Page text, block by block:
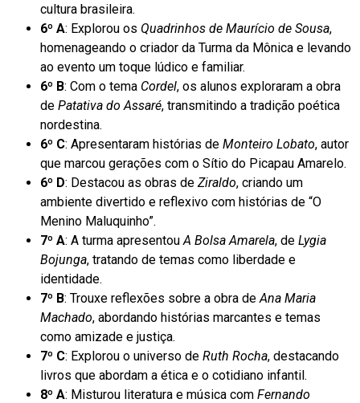
cultura brasileira.
6º A: Explorou os Quadrinhos de Maurício de Sousa,
homenageando o criador da Turma da Mônica e levando
ao evento um toque lúdico e familiar.
6º B: Com o tema Cordel, os alunos exploraram a obra
de Patativa do Assaré, transmitindo a tradição poética
nordestina.
6º C: Apresentaram histórias de Monteiro Lobato, autor
que marcou gerações com o Sítio do Picapau Amarelo.
6º D: Destacou as obras de Ziraldo, criando um
ambiente divertido e reflexivo com histórias de “O
Menino Maluquinho”.
7º A: A turma apresentou A Bolsa Amarela, de Lygia
Bojunga, tratando de temas como liberdade e
identidade.
7º B: Trouxe reflexões sobre a obra de Ana Maria
Machado, abordando histórias marcantes e temas
como amizade e justiça.
7º C: Explorou o universo de Ruth Rocha, destacando
livros que abordam a ética e o cotidiano infantil.
8º A: Misturou literatura e música com Fernando